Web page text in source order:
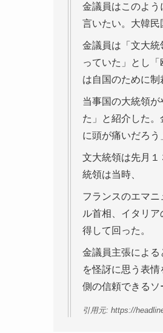
金議員はこのよ
言いたい。大韓民
金議員は「文大
っていた」とし
は自国のために制
当事国の大統領
た」と紹介した
に頭が痛いだろう
文大統領は先月
統領は当時、
フランスのエマ
ル首相、イタリ
得して回った。
金議員主張によ
を怪訝に思う表
側の信頼できるソ
引用元: https://